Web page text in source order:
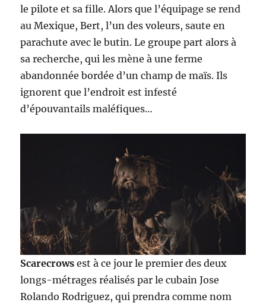
le pilote et sa fille. Alors que l’équipage se rend
au Mexique, Bert, l’un des voleurs, saute en
parachute avec le butin. Le groupe part alors à
sa recherche, qui les mène à une ferme
abandonnée bordée d’un champ de maïs. Ils
ignorent que l’endroit est infesté
d’épouvantails maléfiques…
Scarecrows est à ce jour le premier des deux
longs-métrages réalisés par le cubain Jose
Rolando Rodriguez, qui prendra comme nom